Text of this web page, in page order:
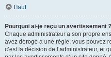
Haut
Pourquoi ai-je reçu un avertissement ?
Chaque administrateur a son propre
avez dérogé à une règle, vous pouvez
c’est la décision de l’administrateur, et